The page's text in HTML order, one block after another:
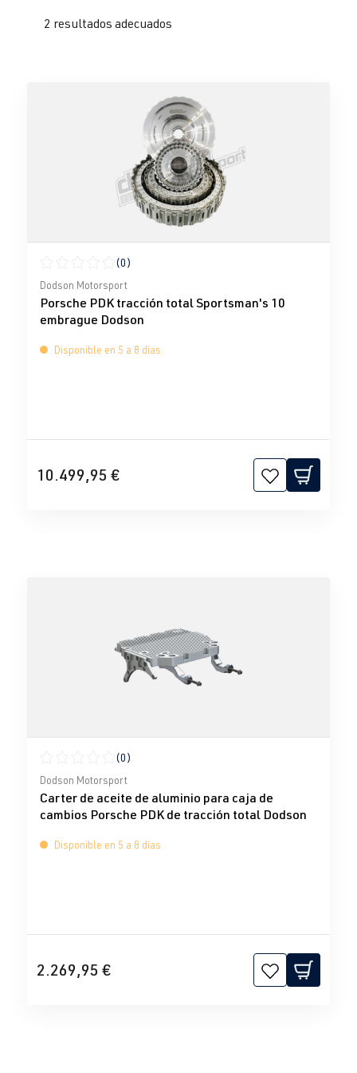
2 resultados adecuados
Calificación promedio de 0 de 5 estrellas
(0)
Dodson Motorsport
Porsche PDK tracción total Sportsman's 10
embrague Dodson
Disponible en 5 a 8 días
10.499,95 €
Calificación promedio de 0 de 5 estrellas
(0)
Dodson Motorsport
Carter de aceite de aluminio para caja de
cambios Porsche PDK de tracción total Dodson
Disponible en 5 a 8 días
2.269,95 €